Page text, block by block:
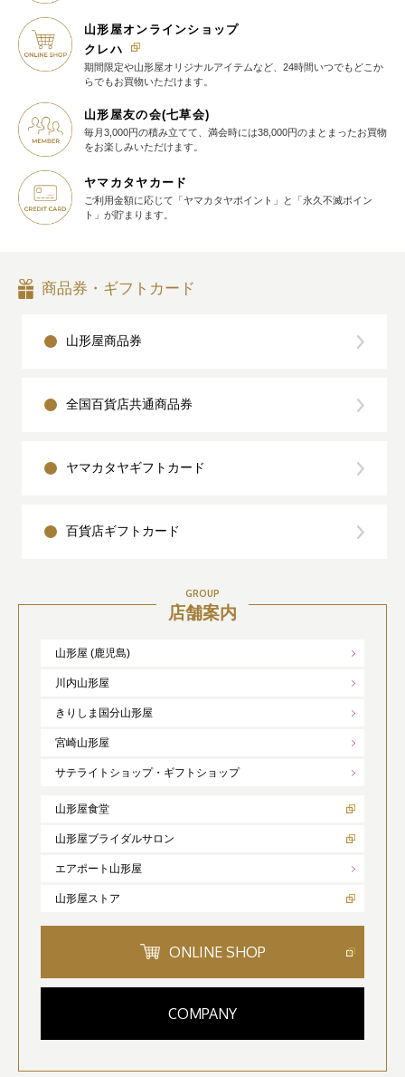
山形屋オンラインショップ
クレハ
期間限定や山形屋オリジナルアイテムなど、24時間いつでもどこか
らでもお買物いただけます。
山形屋友の会(七草会)
毎月3,000円の積み立てて、満会時には38,000円のまとまったお買物
をお楽しみいただけます。
ヤマカタヤカード
ご利用金額に応じて 「ヤマカタヤポイント」と
「永久不滅ポイン
ト」が貯まります。
商品券・ギフトカード
山形屋商品券
全国百貨店共通商品券
ヤマカタヤギフトカード
百貨店ギフトカード
GROUP
店舗案内
山形屋 (鹿児島)
川内山形屋
きりしま国分山形屋
宮崎山形屋
サテライトショップ・ギフトショップ
山形屋食堂
山形屋ブライダルサロン
エアポート山形屋
山形屋ストア
ONLINE SHOP
COMPANY